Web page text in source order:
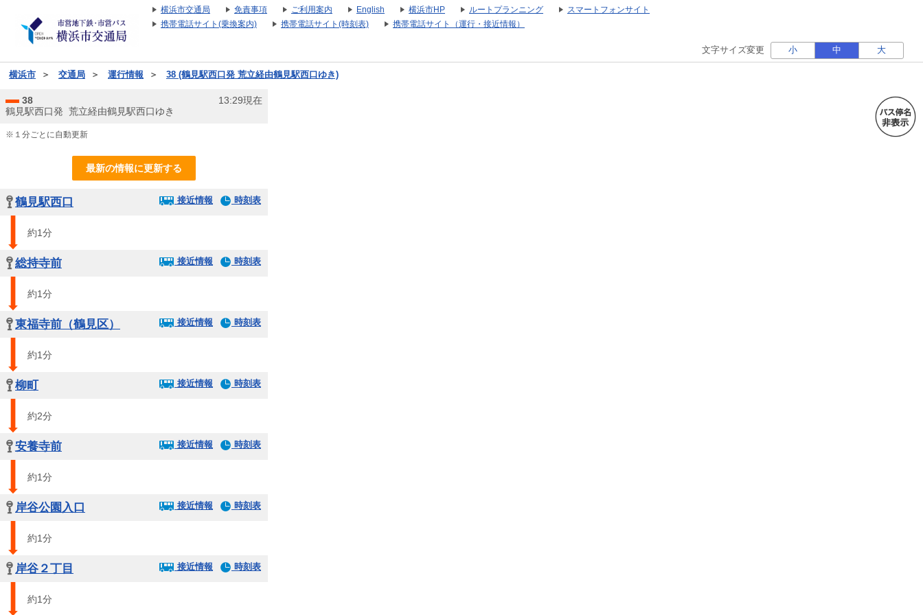
横浜市交通局 免責事項 ご利用案内 English 横浜市HP ルートプランニング
スマートフォンサイト
携帯電話サイト(乗換案内)
携帯電話サイト(時刻表) 携帯電話サイト（運行・接近情報）
文字サイズ変更 小 中 大
横浜市 ＞ 交通局 ＞ 運行情報 ＞ 38 (鶴見駅西口発 荒立経由鶴見駅西口ゆき)
38
鶴見駅西口発 荒立経由鶴見駅西口ゆき
13:29現在
※１分ごとに自動更新
最新の情報に更新する
鶴見駅西口 接近情報 時刻表
約1分
総持寺前 接近情報 時刻表
約1分
東福寺前（鶴見区） 接近情報 時刻表
約1分
柳町 接近情報 時刻表
約2分
安養寺前 接近情報 時刻表
約1分
岸谷公園入口 接近情報 時刻表
約1分
岸谷２丁目 接近情報 時刻表
約1分